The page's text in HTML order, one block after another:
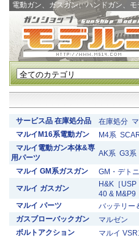
電動ガン、ガスガン、ハンドガン、
サービス品 在庫処分品 在庫処分
マルイM16系電動ガン
M4系
マルイ電動ガン本体&専
用パーツ
AK系 G3系
マルイ GM系ガスガン GM・デト
マルイ ガスガン
H&K［USP
40 & M&P9
マルイ パーツ
バッテリー
ガスブローバックガン
マルゼン
ボルトアクション
マルイ